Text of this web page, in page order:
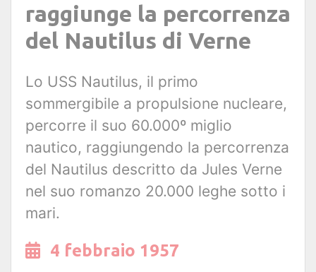
raggiunge la percorrenza
del Nautilus di Verne
Lo USS Nautilus, il primo
sommergibile a propulsione nucleare,
percorre il suo 60.000º miglio
nautico, raggiungendo la percorrenza
del Nautilus descritto da Jules Verne
nel suo romanzo 20.000 leghe sotto i
mari.
4 febbraio 1957